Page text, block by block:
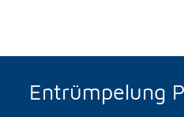
Entrümpelung